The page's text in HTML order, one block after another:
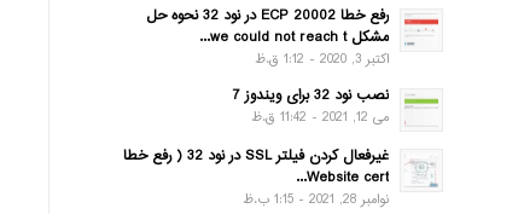
رفع خطا ECP 20002 در نود 32 نحوه حل
مشکل we could not reach t...
اکتبر 3, 2020 - 1:12 ق.ظ
نصب نود 32 برای ویندوز 7
می 12, 2021 - 11:42 ق.ظ
غیرفعال کردن فیلتر SSL در نود 32 ( رفع خطا
Website cert...
نوامبر 28, 2021 - 1:15 ب.ظ